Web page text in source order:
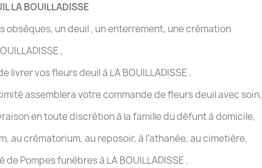
LA BOUILLADISSE
un deuil , un enterrement, une crémation
,
livrer vos fleurs deuil à LA BOUILLADISSE .
assemblera votre commande de fleurs deuil avec soin,
en toute discrétion à la famille du défunt à domicile,
au crématorium, au reposoir, à l'athanée, au cimetière,
Pompes funèbres à LA BOUILLADISSE .